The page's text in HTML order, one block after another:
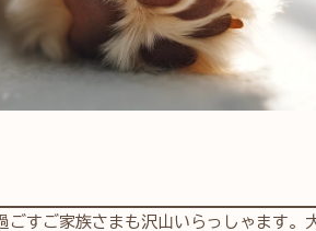
すご家族さまも沢山いらっしゃます